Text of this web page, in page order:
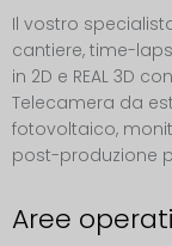
Il vostro
cantiere, time-
in 2D e REAL 3D
Telecamera da
fotovoltaico,
post-produzione
Aree